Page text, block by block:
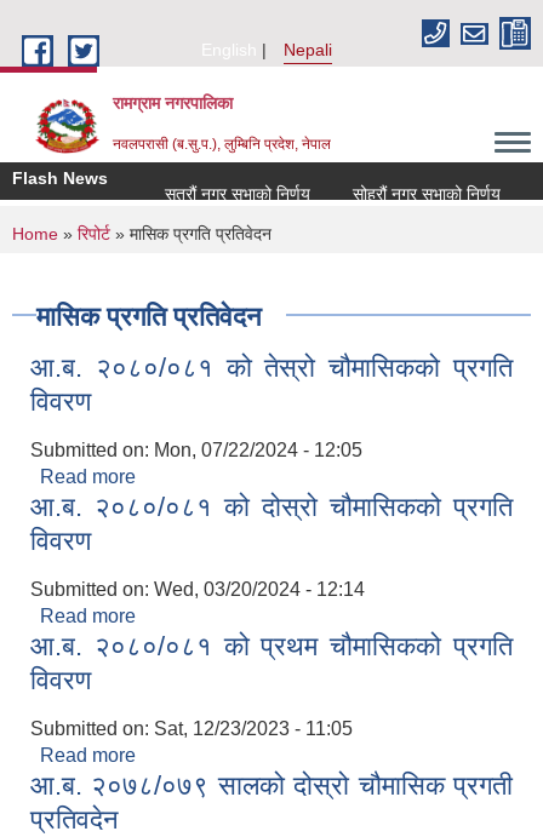
English
Nepali
रामग्राम नगरपालिका
नवलपरासी (ब.सु.प.), लुम्बिनि प्रदेश, नेपाल
Flash News
सत्रौं नगर सभाको निर्णय
सोह्रौं नगर सभाको निर्णय
You are here
Home » रिपोर्ट » मासिक प्रगति प्रतिवेदन
मासिक प्रगति प्रतिवेदन
आ.ब. २०८०/०८१ को तेस्रो चौमासिकको प्रगति
विवरण
Submitted on: Mon, 07/22/2024 - 12:05
Read more
विवरण
आ.ब. २०८०/०८१ को दोस्रो चौमासिकको प्रगति
विवरण
Submitted on: Wed, 03/20/2024 - 12:14
Read more
विवरण
आ.ब. २०८०/०८१ को प्रथम चौमासिकको प्रगति
विवरण
Submitted on: Sat, 12/23/2023 - 11:05
Read more
विवरण
आ.ब. २०७८/०७९ सालको दोस्रो चौमासिक प्रगती
प्रतिवदेन